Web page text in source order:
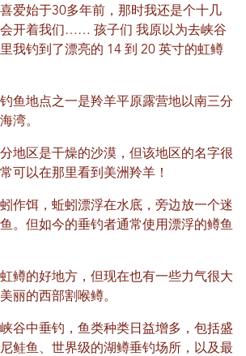
爱始于30多年前，那时我还是个十几
会开着我们…… 孩子们
我原以为去峡谷
我钓到了漂亮的 14 到 20 英寸的虹鳟
鱼地点之一是羚羊平原露营地以南三分
湾。
地区是干燥的沙漠，但该地区的名字很
可以在那里看到美洲羚羊！
作饵，蚯蚓漂浮在水底，旁边放一个迷
。但如今的垂钓者通常使用漂浮的鳟鱼
鳟的好地方，但现在也有一些力气很大
丽的西部割喉鳟。
谷中垂钓，鱼类种类日益增多，包括盛
鲑鱼、世界级的湖鳟垂钓场所，以及最